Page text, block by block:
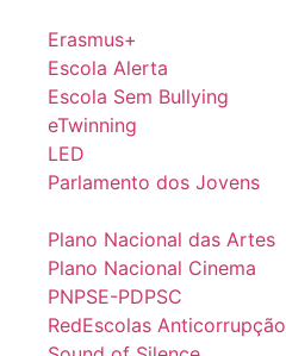
Erasmus+
Escola Alerta
Escola Sem Bullying
eTwinning
LED
Parlamento dos Jovens
Plano Nacional das Artes
Plano Nacional Cinema
PNPSE-PDPSC
RedEscolas Anticorrupção